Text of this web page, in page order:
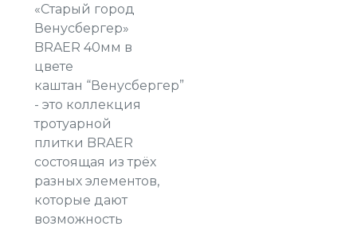
«Старый город
Венусбергер»
BRAER 40мм в
цвете
каштан “Венусбергер”
- это коллекция
тротуарной
плитки BRAER
состоящая из трёх
разных элементов,
которые дают
возможность